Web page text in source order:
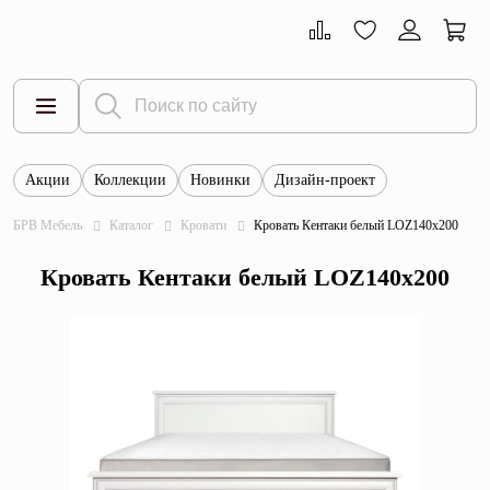
Все товары
Тумбы
Шкафы
Кровати
Акции Коллекции Новинки Дизайн-проект
БРВ Мебель Каталог Кровати Кровать Кентаки белый LOZ140x200
Кровать Кентаки белый LOZ140x200